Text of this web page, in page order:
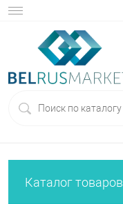
Каталог товаров